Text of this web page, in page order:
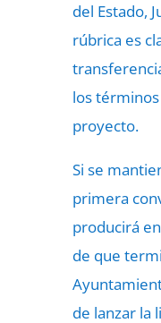
del Estado,
rúbrica es
los
proyecto.
Si se
primera
producirá
de que
de lanzar la